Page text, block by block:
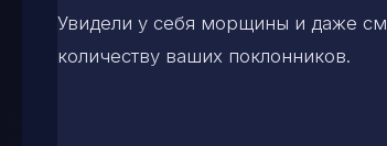
Увидели у себя морщины и даже
количеству ваших поклонников.